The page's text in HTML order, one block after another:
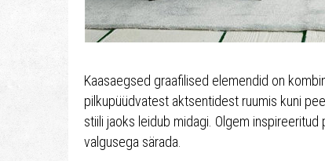
Kaasaegsed graafilised elemendid on
pilkupüüdvatest aktsentidest ruumis kuni
stiili jaoks leidub midagi. Olgem
valgusega särada.